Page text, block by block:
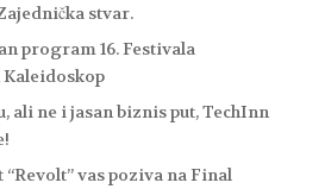
stvar.
program 16. Festivala
ali ne i jasan biznis put, TechInn
vas poziva na Final